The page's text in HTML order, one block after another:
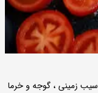
سیب زمینی ، گوجه و خرما